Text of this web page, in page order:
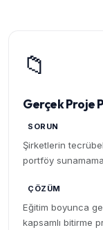
📁
Gerçek Proje
SORUN
Şirketlerin
portföy
ÇÖZÜM
Eğitim boyunca
kapsamlı bitirme